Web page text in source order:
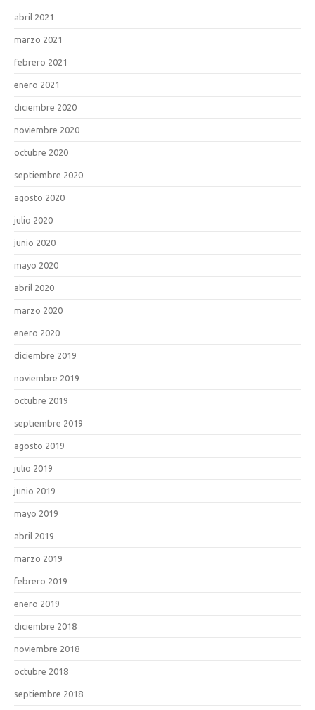
abril 2021
marzo 2021
febrero 2021
enero 2021
diciembre 2020
noviembre 2020
octubre 2020
septiembre 2020
agosto 2020
julio 2020
junio 2020
mayo 2020
abril 2020
marzo 2020
enero 2020
diciembre 2019
noviembre 2019
octubre 2019
septiembre 2019
agosto 2019
julio 2019
junio 2019
mayo 2019
abril 2019
marzo 2019
febrero 2019
enero 2019
diciembre 2018
noviembre 2018
octubre 2018
septiembre 2018